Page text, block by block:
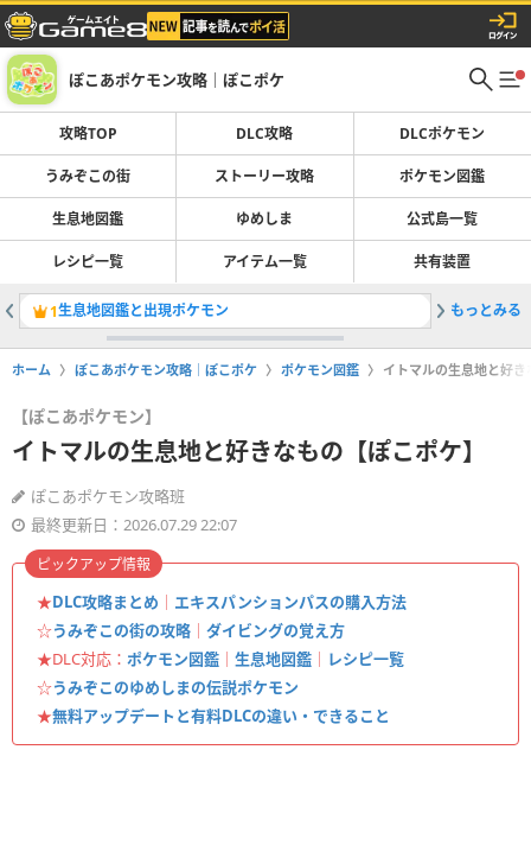
ぽこあポケモン攻略｜ぽこポケ
攻略TOP DLC攻略 DLCポケモン
うみぞこの街 ストーリー攻略 ポケモン図鑑
生息地図鑑 ゆめしま 公式島一覧
レシピ一覧 アイテム一覧 共有装置
1生息地図鑑と出現ポケモン 2ブクブ
もっとみる
ホーム ぽこあポケモン攻略｜ぽこポケ ポケモン図鑑 イトマルの生息地と好
【ぽこあポケモン】
イトマルの生息地と好きなもの【ぽこポケ】
ぽこあポケモン攻略班
最終更新日：2026.07.29 22:07
★DLC攻略まとめ ｜ エキスパンションパスの購入方法
☆うみぞこの街の攻略 ｜ ダイビングの覚え方
★DLC対応： ポケモン図鑑 ｜ 生息地図鑑 ｜ レシピ一覧
☆うみぞこのゆめしまの伝説ポケモン
★無料アップデートと有料DLCの違い・できること
ピックアップ情報